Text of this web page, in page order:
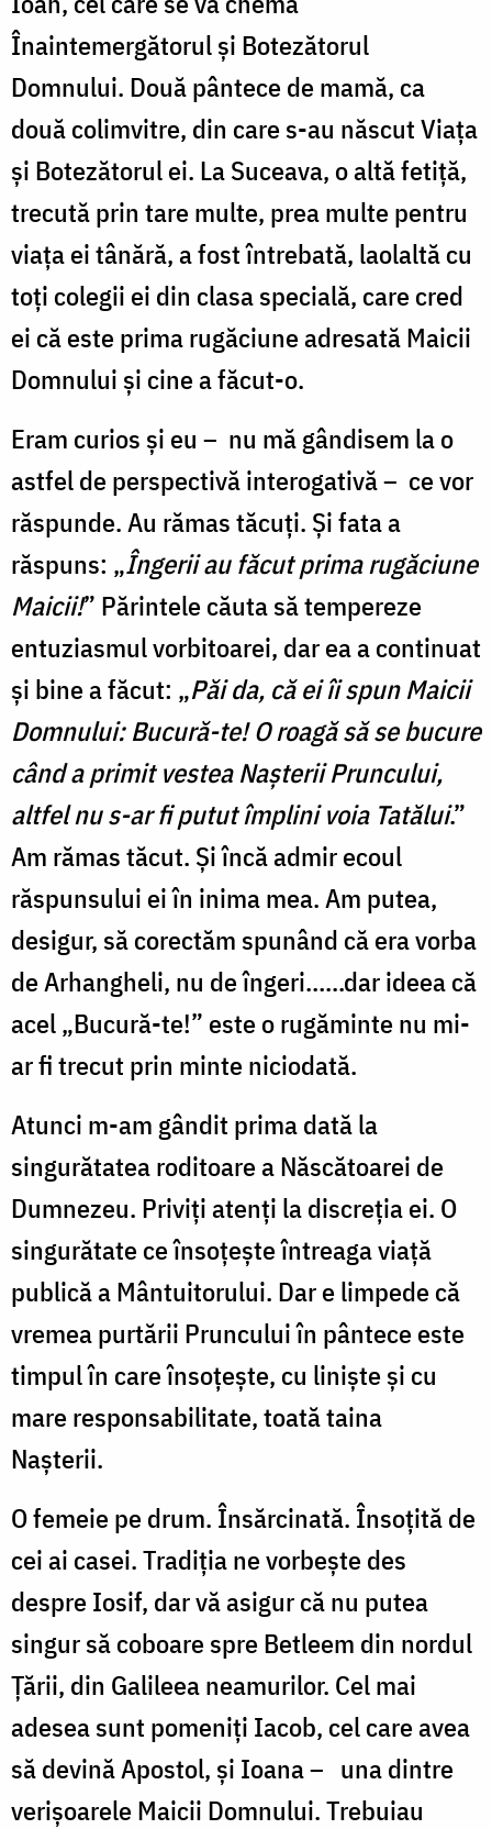
Înaintemergătorul și Botezătorul
Domnului. Două pântece de mamă, ca
două colimvitre, din care s-au născut Viața
și Botezătorul ei. La Suceava, o altă fetiță,
trecută prin tare multe, prea multe pentru
viața ei tânără, a fost întrebată, laolaltă cu
toți colegii ei din clasa specială, care cred
ei că este prima rugăciune adresată Maicii
Domnului și cine a făcut-o.
Eram curios și eu – nu mă gândisem la o
astfel de perspectivă interogativă – ce vor
răspunde. Au rămas tăcuți. Și fata a
răspuns: „Îngerii au făcut prima rugăciune
Maicii!” Părintele căuta să tempereze
entuziasmul vorbitoarei, dar ea a continuat
și bine a făcut: „Păi da, că ei îi spun Maicii
Domnului: Bucură-te! O roagă să se bucure
când a primit vestea Nașterii Pruncului,
altfel nu s-ar fi putut împlini voia Tatălui.”
Am rămas tăcut. Și încă admir ecoul
răspunsului ei în inima mea. Am putea,
desigur, să corectăm spunând că era vorba
de Arhangheli, nu de îngeri…...dar ideea că
acel „Bucură-te!” este o rugăminte nu mi-
ar fi trecut prin minte niciodată.
Atunci m-am gândit prima dată la
singurătatea roditoare a Născătoarei de
Dumnezeu. Priviți atenți la discreția ei. O
singurătate ce însoțește întreaga viață
publică a Mântuitorului. Dar e limpede că
vremea purtării Pruncului în pântece este
timpul în care însoțește, cu liniște și cu
mare responsabilitate, toată taina
Nașterii.
O femeie pe drum. Însărcinată. Însoțită de
cei ai casei. Tradiția ne vorbește des
despre Iosif, dar vă asigur că nu putea
singur să coboare spre Betleem din nordul
Țării, din Galileea neamurilor. Cel mai
adesea sunt pomeniți Iacob, cel care avea
să devină Apostol, și Ioana – una dintre
verișoarele Maicii Domnului. Trebuiau